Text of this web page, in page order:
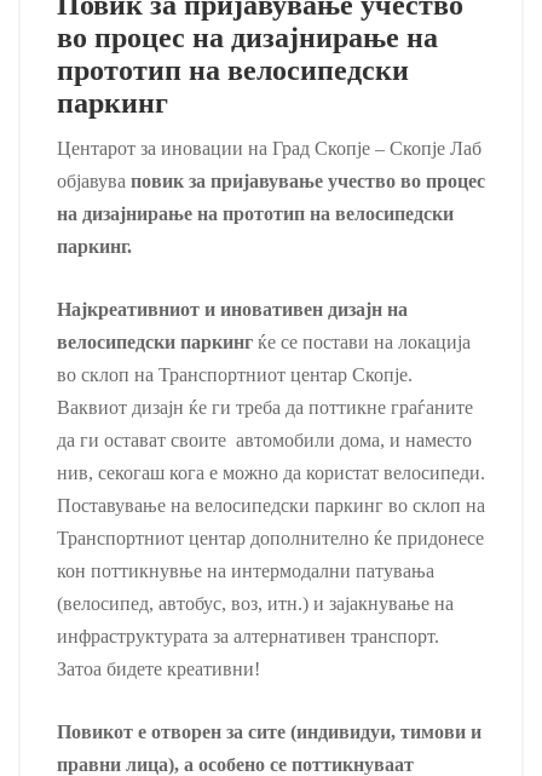
во процес на дизајнирање на
прототип на велосипедски
паркинг
Центарот за иновации на Град Скопје – Скопје Лаб
објавува повик за пријавување учество во процес
на дизајнирање на прототип на велосипедски
паркинг.
Најкреативниот и иновативен дизајн на
велосипедски паркинг ќе се постави на локација
во склоп на Транспортниот центар Скопје.
Ваквиот дизајн ќе ги треба да поттикне граѓаните
да ги остават своите автомобили дома, и наместо
нив, секогаш кога е можно да користат велосипеди.
Поставување на велосипедски паркинг во склоп на
Транспортниот центар дополнително ќе придонесе
кон поттикнувње на интермодални патувања
(велосипед, автобус, воз, итн.) и зајакнување на
инфраструктурата за алтернативен транспорт.
Затоа бидете креативни!
Повикот е отворен за сите (индивидуи, тимови и
правни лица), а особено се поттикнуваат